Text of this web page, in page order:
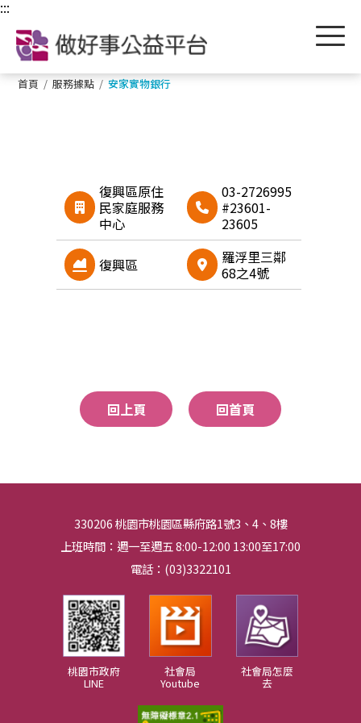
跳到主要內容區塊
:::
首頁 / 服務據點 / 安家實物銀行
復興區原住
民家庭服務
中心
03-2726995
#23601-
23605
復興區
羅浮里三鄰
68之4號
回上頁 回首頁
330206 桃園市桃園區縣府路1號3、4、8樓
上班時間：週一至週五 8:00-12:00 13:00至17:00
電話：(03)3322101
桃園市政府
LINE
社會局
Youtube
社會局怎麼
去